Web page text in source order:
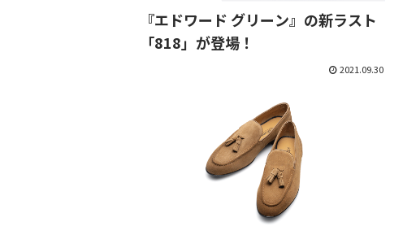
『エドワード グリーン』の新ラスト
「818」が登場！
2021.09.30